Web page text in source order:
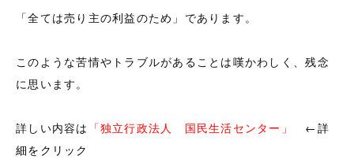
「全ては売り主の利益のため」であります。
このような苦情やトラブルがあることは嘆かわしく、残念
に思います。
詳しい内容は 「独立行政法人 国民生活センター」
←詳
細をクリック